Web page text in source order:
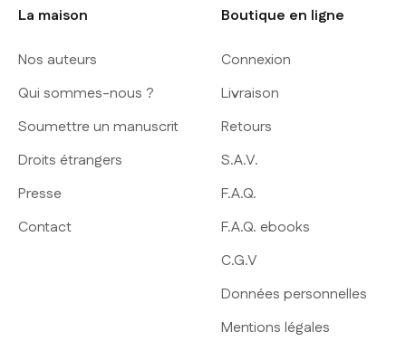
La maison
Nos auteurs
Qui sommes-nous ?
Soumettre un manuscrit
Droits étrangers
Presse
Contact
Boutique en ligne
Connexion
Livraison
Retours
S.A.V.
F.A.Q.
F.A.Q. ebooks
C.G.V
Données personnelles
Mentions légales